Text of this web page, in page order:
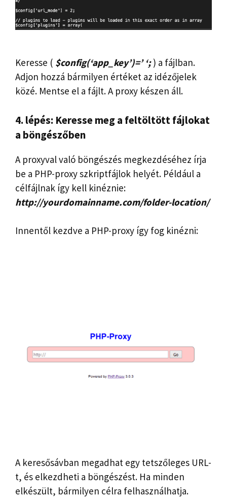
Keresse ( $config(‘app_key’)=’ ‘;) a fájlban.
Adjon hozzá bármilyen értéket az idézőjelek
közé. Mentse el a fájlt. A proxy készen áll.
4. lépés: Keresse meg a feltöltött fájlokat
a böngészőben
A proxyval való böngészés megkezdéséhez írja
be a PHP-proxy szkriptfájlok helyét. Például a
célfájlnak így kell kinéznie:
http://yourdomainname.com/folder-location/
Innentől kezdve a PHP-proxy így fog kinézni:
A keresősávban megadhat egy tetszőleges URL-
t, és elkezdheti a böngészést. Ha minden
elkészült, bármilyen célra felhasználhatja.